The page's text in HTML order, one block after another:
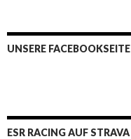
UNSERE FACEBOOKSEITE
ESR RACING AUF STRAVA